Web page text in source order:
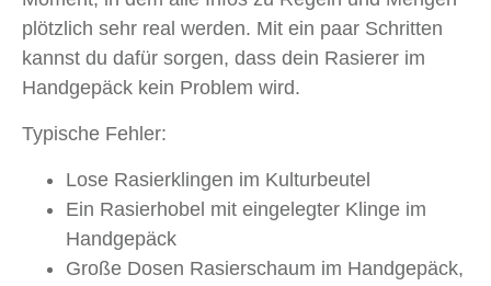
plötzlich sehr real werden. Mit ein paar Schritten
kannst du dafür sorgen, dass dein Rasierer im
Handgepäck kein Problem wird.
Typische Fehler:
Lose Rasierklingen im Kulturbeutel
Ein Rasierhobel mit eingelegter Klinge im
Handgepäck
Große Dosen Rasierschaum im Handgepäck,